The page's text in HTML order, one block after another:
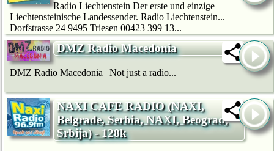
Radio Liechtenstein Der erste und einzige
Liechtensteinische Landessender. Radio Liechtenstein...
Dorfstrasse 24 9495 Triesen 00423 399 13...
DMZ Radio Macedonia
DMZ Radio Macedonia | Not just a radio...
NAXI CAFE RADIO (NAXI,
Belgrade, Serbia, NAXI, Beograd,
Srbija) - 128k